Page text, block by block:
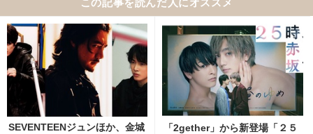
SEVENTEENジュンほか、金城
「2gether」から新登場「２５